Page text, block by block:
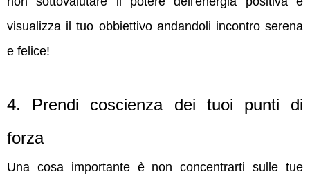
visualizza il tuo obbiettivo andandoli incontro serena
e felice!
4. Prendi coscienza dei tuoi punti di
forza
Una cosa importante è non concentrarti sulle tue